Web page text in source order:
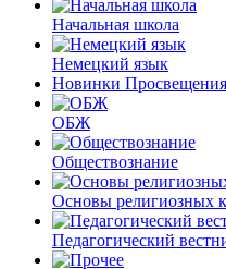
Начальная школа
Немецкий язык
Новинки Просвещения
ОБЖ
Обществознание
Основы религиозных
Педагогический